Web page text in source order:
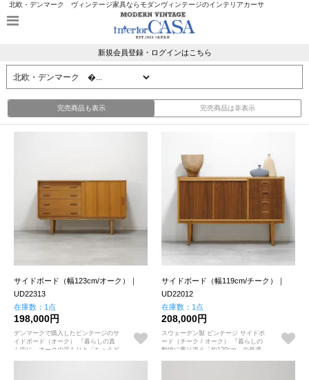
北欧・デンマーク ヴィンテージ家具ならモダンヴィンテージのインテリアカーサ
新規会員登録・ログインはこちら
完売商品も表示 完売商品は非表示
サイドボード（幅123cm/オーク）｜
UD22313
在庫数：1点
198,000円
デンマークで購入したビンテージのサ
イドボード（オーク） 『暮らしの真
ん中に、オークの温もりと「ちょうど
サイドボード（幅119cm/チーク）｜
UD22012
在庫数：1点
208,000円
スウェーデン製 ビンテージ サイドボ
ード（チーク / オーク） 『暮らしの
動線に寄り添う「約120cm」の最適